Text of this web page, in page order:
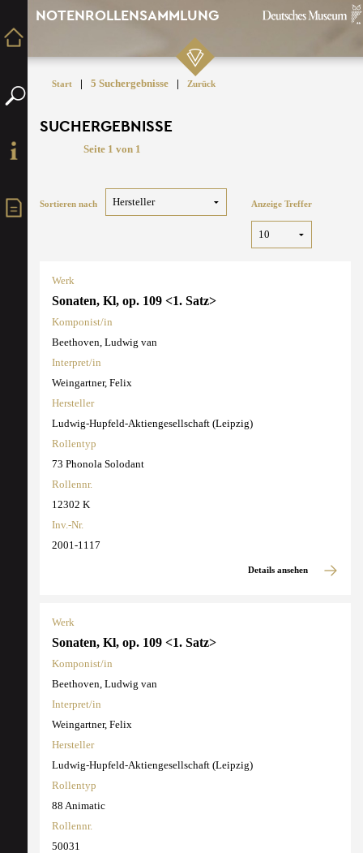
NOTENROLLENSAMMLUNG
Start | 5 Suchergebnisse | Zurück
SUCHERGEBNISSE
Seite 1 von 1
Sortieren nach Anzeige Treffer
Werk
Sonaten, Kl, op. 109 <1. Satz>
Komponist/in
Beethoven, Ludwig van
Interpret/in
Weingartner, Felix
Hersteller
Ludwig-Hupfeld-Aktiengesellschaft (Leipzig)
Rollentyp
73 Phonola Solodant
Rollennr.
12302 K
Inv.-Nr.
2001-1117
Details ansehen
Werk
Sonaten, Kl, op. 109 <1. Satz>
Komponist/in
Beethoven, Ludwig van
Interpret/in
Weingartner, Felix
Hersteller
Ludwig-Hupfeld-Aktiengesellschaft (Leipzig)
Rollentyp
88 Animatic
Rollennr.
50031